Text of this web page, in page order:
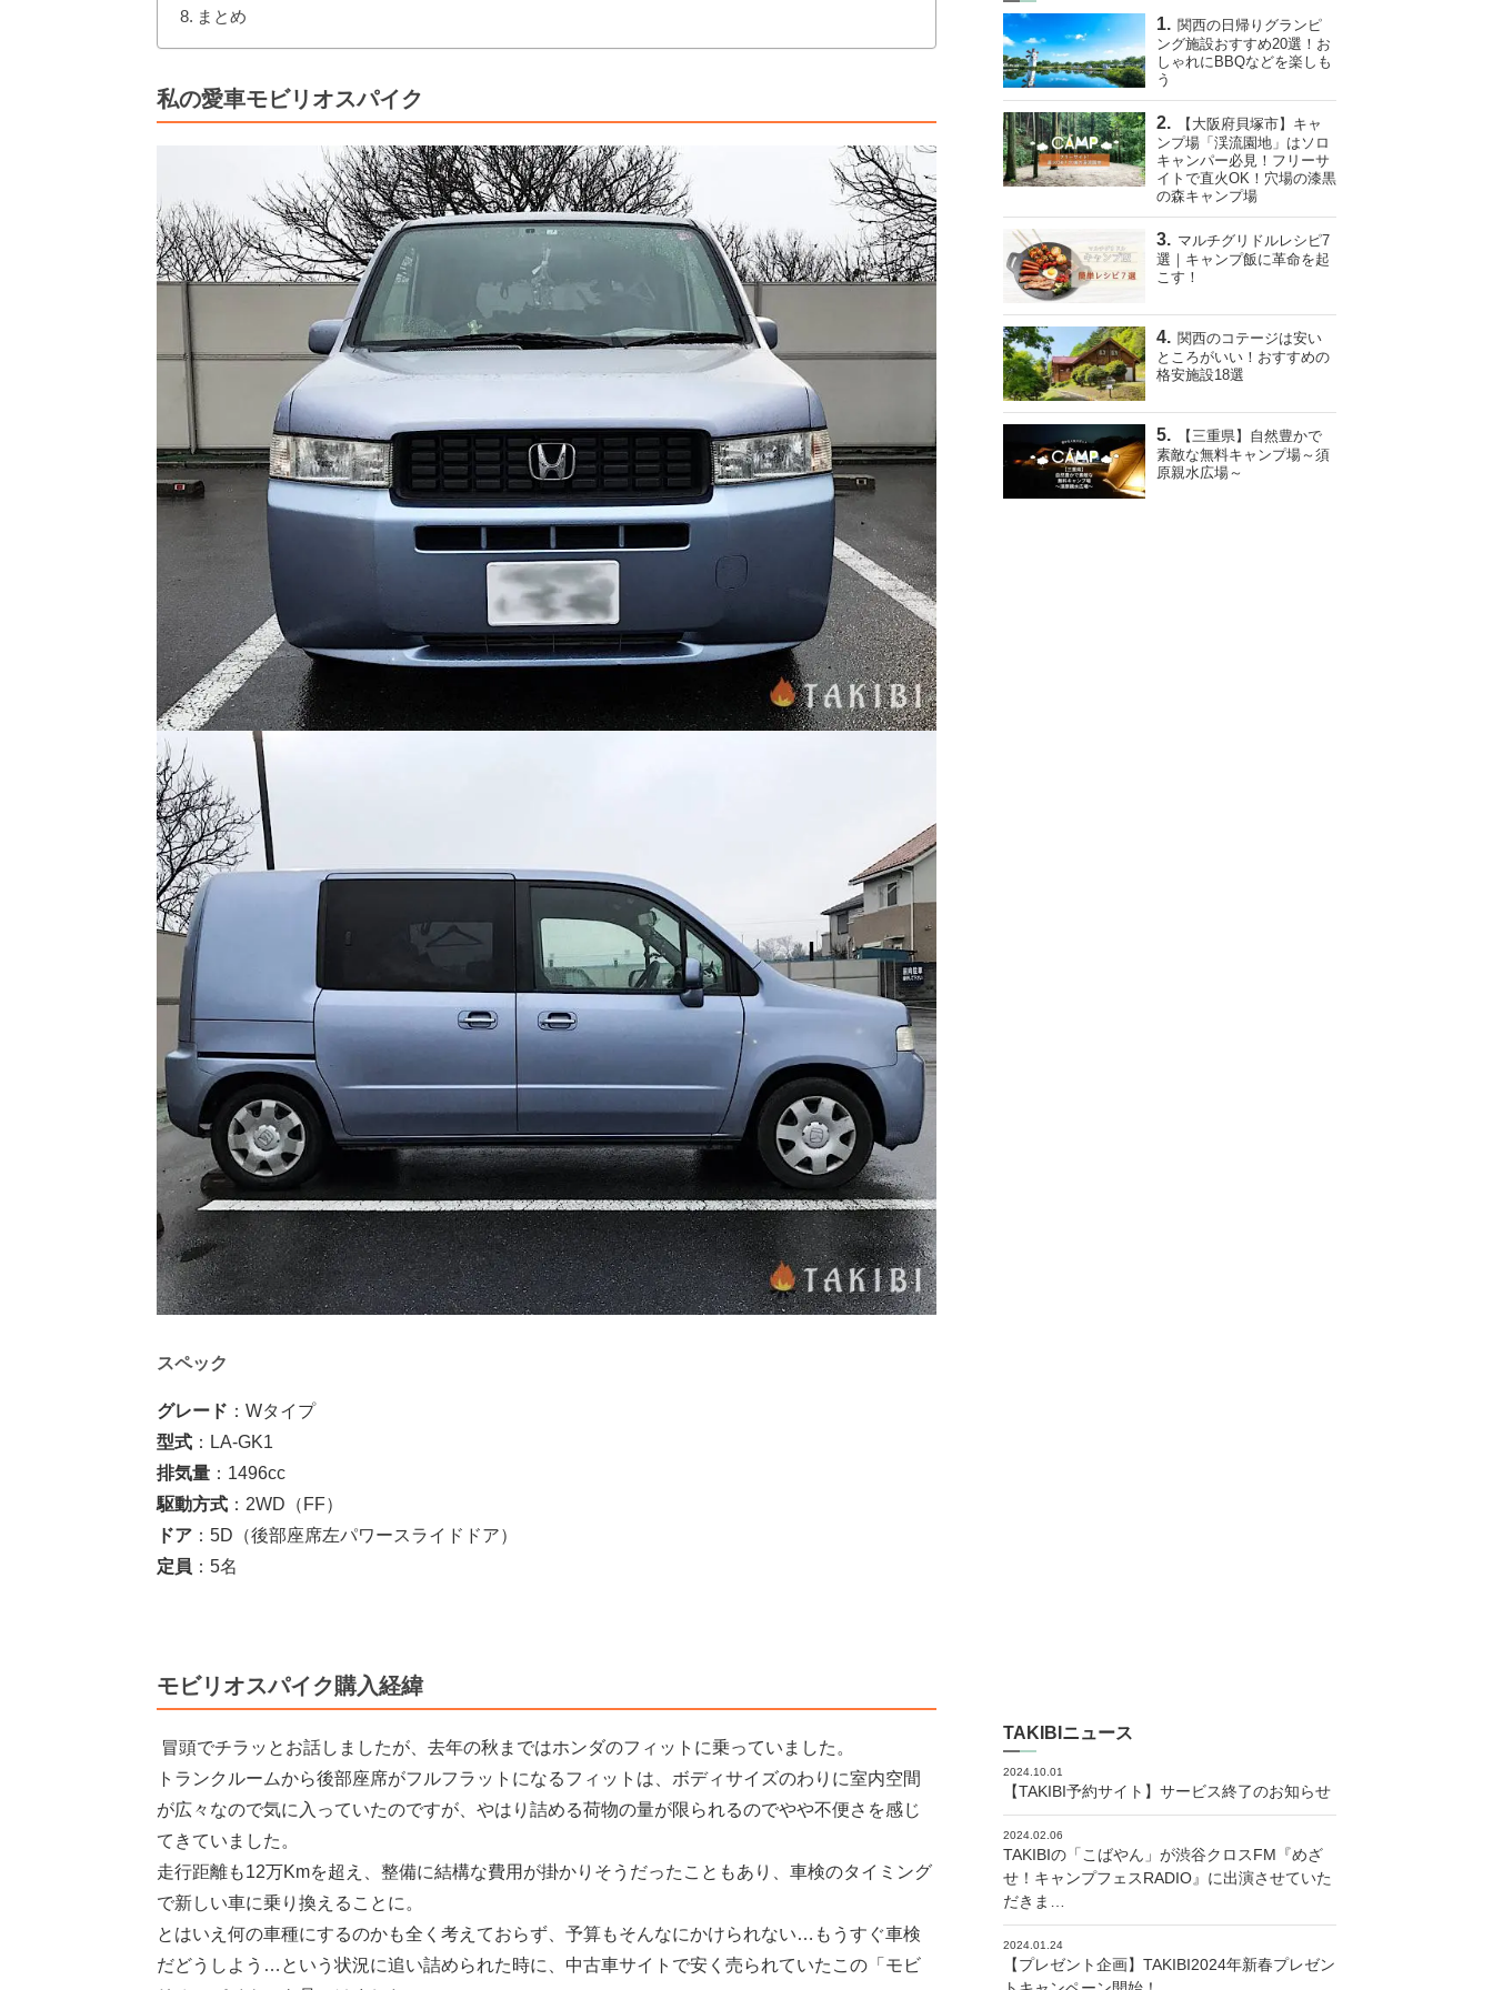
まとめ
私の愛車モビリオスパイク
スペック
グレード ：Wタイプ
型式 ：LA-GK1
排気量 ：1496cc
駆動方式 ：2WD（FF）
ドア ：5D（後部座席左パワースライドドア）
定員 ：5名
モビリオスパイク購入経緯
冒頭でチラッとお話しましたが、去年の秋まではホンダのフィットに乗っていました。
トランクルームから後部座席がフルフラットになるフィットは、ボディサイズのわりに室内空間
が広々なので気に入っていたのですが、やはり詰める荷物の量が限られるのでやや不便さを感じ
てきていました。
走行距離も12万Kmを超え、整備に結構な費用が掛かりそうだったこともあり、車検のタイミング
で新しい車に乗り換えることに。
とはいえ何の車種にするのかも全く考えておらず、予算もそんなにかけられない…もうすぐ車検
だどうしよう…という状況に追い詰められた時に、中古車サイトで安く売られていたこの「モビ
関西の日帰りグランピ
ング施設おすすめ20選！お
しゃれにBBQなどを楽しも
う
【大阪府貝塚市】キャ
ンプ場「渓流園地」はソロ
キャンパー必見！フリーサ
イトで直火OK！穴場の漆黒
の森キャンプ場
マルチグリドルレシピ7
選｜キャンプ飯に革命を起
こす！
関西のコテージは安い
ところがいい！おすすめの
格安施設18選
【三重県】自然豊かで
素敵な無料キャンプ場～須
原親水広場～
TAKIBIニュース
2024.10.01
【TAKIBI予約サイト】サービス終了のお知らせ
2024.02.06
TAKIBIの「こばやん」が渋谷クロスFM『めざ
せ！キャンプフェスRADIO』に出演させていた
だきま…
2024.01.24
【プレゼント企画】TAKIBI2024年新春プレゼン